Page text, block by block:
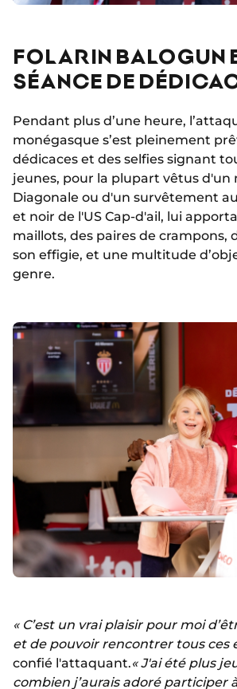
FOLARIN BALOGUN
SÉANCE DE
Pendant plus d’une heure,
monégasque s’est pleinement
dédicaces et des selfies signant
jeunes, pour la plupart vêtus d'un
Diagonale ou d'un survêtement
et noir de l'US Cap-d'ail, lui
maillots, des paires de crampons,
son effigie, et une multitude
genre.
« C’est un vrai plaisir pour moi
et de pouvoir rencontrer tous ces
confié l'attaquant.« J'ai été plus
combien j’aurais adoré participer